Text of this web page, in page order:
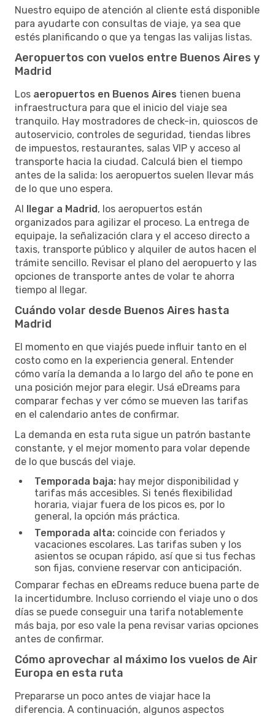
Nuestro equipo de atención al cliente está disponible
para ayudarte con consultas de viaje, ya sea que
estés planificando o que ya tengas las valijas listas.
Aeropuertos con vuelos entre Buenos Aires y
Madrid
Los aeropuertos en Buenos Aires tienen buena
infraestructura para que el inicio del viaje sea
tranquilo. Hay mostradores de check-in, quioscos de
autoservicio, controles de seguridad, tiendas libres
de impuestos, restaurantes, salas VIP y acceso al
transporte hacia la ciudad. Calculá bien el tiempo
antes de la salida: los aeropuertos suelen llevar más
de lo que uno espera.
Al llegar a Madrid, los aeropuertos están
organizados para agilizar el proceso. La entrega de
equipaje, la señalización clara y el acceso directo a
taxis, transporte público y alquiler de autos hacen el
trámite sencillo. Revisar el plano del aeropuerto y las
opciones de transporte antes de volar te ahorra
tiempo al llegar.
Cuándo volar desde Buenos Aires hasta
Madrid
El momento en que viajés puede influir tanto en el
costo como en la experiencia general. Entender
cómo varía la demanda a lo largo del año te pone en
una posición mejor para elegir. Usá eDreams para
comparar fechas y ver cómo se mueven las tarifas
en el calendario antes de confirmar.
La demanda en esta ruta sigue un patrón bastante
constante, y el mejor momento para volar depende
de lo que buscás del viaje.
Temporada baja: hay mejor disponibilidad y
tarifas más accesibles. Si tenés flexibilidad
horaria, viajar fuera de los picos es, por lo
general, la opción más práctica.
Temporada alta: coincide con feriados y
vacaciones escolares. Las tarifas suben y los
asientos se ocupan rápido, así que si tus fechas
son fijas, conviene reservar con anticipación.
Comparar fechas en eDreams reduce buena parte de
la incertidumbre. Incluso corriendo el viaje uno o dos
días se puede conseguir una tarifa notablemente
más baja, por eso vale la pena revisar varias opciones
antes de confirmar.
Cómo aprovechar al máximo los vuelos de Air
Europa en esta ruta
Prepararse un poco antes de viajar hace la
diferencia. A continuación, algunos aspectos